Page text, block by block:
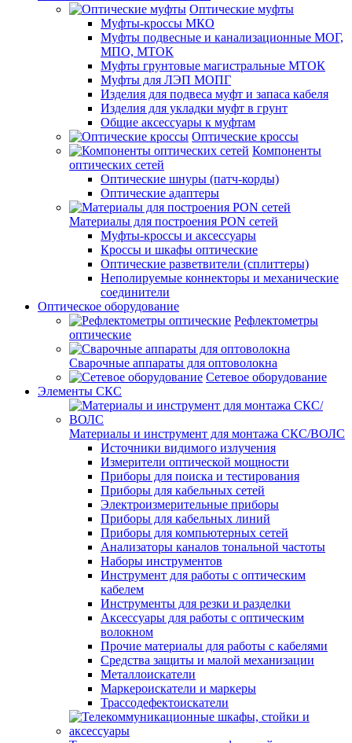
Оптические муфты
Муфты-кроссы МКО
Муфты подвесные и канализационные МОГ,
МПО, МТОК
Муфты грунтовые магистральные МТОК
Муфты для ЛЭП МОПГ
Изделия для подвеса муфт и запаса кабеля
Изделия для укладки муфт в грунт
Общие аксессуары к муфтам
Оптические кроссы
Компоненты
оптических сетей
Оптические шнуры (патч-корды)
Оптические адаптеры
Материалы для построения PON сетей
Муфты-кроссы и аксессуары
Кроссы и шкафы оптические
Оптические разветвители (сплиттеры)
Неполируемые коннекторы и механические
соединители
Оптическое оборудование
Рефлектометры
оптические
Сварочные аппараты для оптоволокна
Сетевое оборудование
Элементы СКС
Материалы и инструмент для монтажа СКС/ВОЛС
Источники видимого излучения
Измерители оптической мощности
Приборы для поиска и тестирования
Приборы для кабельных сетей
Электроизмерительные приборы
Приборы для кабельных линий
Приборы для компьютерных сетей
Анализаторы каналов тональной частоты
Наборы инструментов
Инструмент для работы с оптическим
кабелем
Инструменты для резки и разделки
Аксессуары для работы с оптическим
волокном
Прочие материалы для работы с кабелями
Средства защиты и малой механизации
Металлоискатели
Маркероискатели и маркеры
Трассодефектоискатели